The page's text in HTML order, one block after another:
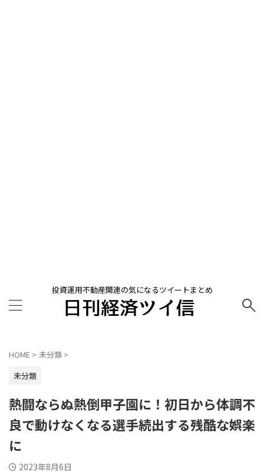
投資運用不動産関連の気になるツイートまとめ
HOME > 未分類 >
未分類
熱闘ならぬ熱倒甲子園に！初日から体調不
良で動けなくなる選手続出する残酷な娯楽
に
2023年8月6日